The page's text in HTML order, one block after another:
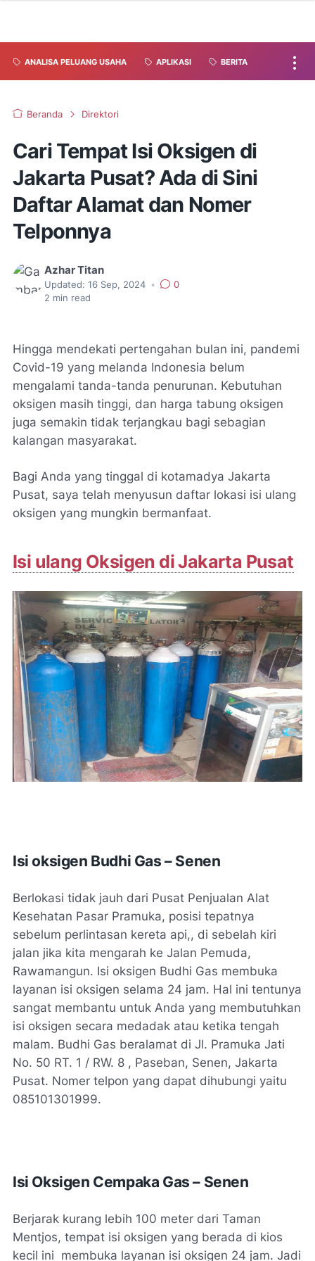
ANALISA PELUANG USAHA APLIKASI BERITA
Beranda Direktori
Cari Tempat Isi Oksigen di
Jakarta Pusat? Ada di Sini
Daftar Alamat dan Nomer
Telponnya
Azhar Titan
Updated: 16 Sep, 2024 •
0
2 min read
Hingga mendekati pertengahan bulan ini, pandemi
Covid-19 yang melanda Indonesia belum
mengalami tanda-tanda penurunan. Kebutuhan
oksigen masih tinggi, dan harga tabung oksigen
juga semakin tidak terjangkau bagi sebagian
kalangan masyarakat.
Bagi Anda yang tinggal di kotamadya Jakarta
Pusat, saya telah menyusun daftar lokasi isi ulang
oksigen yang mungkin bermanfaat.
Isi ulang Oksigen di Jakarta Pusat
Isi oksigen Budhi Gas – Senen
Berlokasi tidak jauh dari Pusat Penjualan Alat
Kesehatan Pasar Pramuka, posisi tepatnya
sebelum perlintasan kereta api,, di sebelah kiri
jalan jika kita mengarah ke Jalan Pemuda,
Rawamangun. Isi oksigen Budhi Gas membuka
layanan isi oksigen selama 24 jam. Hal ini tentunya
sangat membantu untuk Anda yang membutuhkan
isi oksigen secara medadak atau ketika tengah
malam. Budhi Gas beralamat di Jl. Pramuka Jati
No. 50 RT. 1 / RW. 8 , Paseban, Senen, Jakarta
Pusat. Nomer telpon yang dapat dihubungi yaitu
085101301999.
Isi Oksigen Cempaka Gas – Senen
Berjarak kurang lebih 100 meter dari Taman
Mentjos, tempat isi oksigen yang berada di kios
kecil ini membuka layanan isi oksigen 24 jam. Jadi